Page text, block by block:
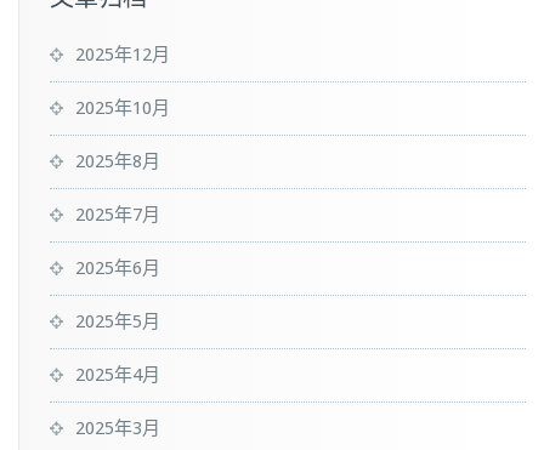
2025年12月
2025年10月
2025年8月
2025年7月
2025年6月
2025年5月
2025年4月
2025年3月